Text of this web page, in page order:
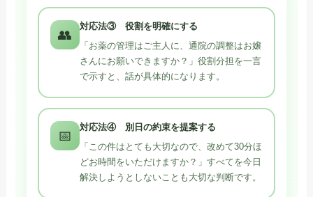
👥
対応法③ 役割を明確にする
「お薬の管理はご主人に、通院の調整はお嬢
さんにお願いできますか？」役割分担を一言
で示すと、話が具体的になります。
📅
対応法④ 別日の約束を提案する
「この件はとても大切なので、改めて30分ほ
どお時間をいただけますか？」すべてを今日
解決しようとしないことも大切な判断です。